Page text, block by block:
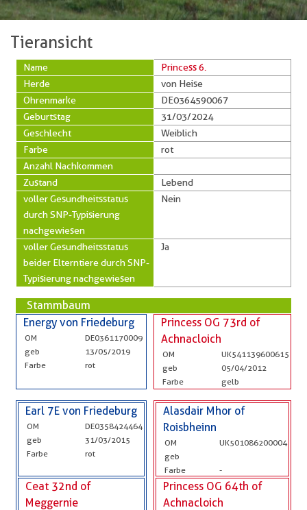
Tieransicht
Name
Princess 6.
Herde
von Heise
Ohrenmarke
DE0364590067
Geburtstag
31/03/2024
Geschlecht
Weiblich
Farbe
rot
Anzahl Nachkommen
Zustand
Lebend
voller Gesundheitsstatus
durch SNP-Typisierung
nachgewiesen
Nein
voller Gesundheitsstatus
beider Elterntiere durch SNP-
Typisierung nachgewiesen
Ja
Stammbaum
Energy von Friedeburg
OM
DE0361170009
geb
13/05/2019
Farbe
rot
Princess OG 73rd of
Achnacloich
OM
UK541139600615
geb
05/04/2012
Farbe
gelb
Earl 7E von Friedeburg
OM
DE0358424464
geb
31/03/2015
Farbe
rot
Ceat 32nd of
Meggernie
Alasdair Mhor of
Roisbheinn
OM
UK501086200004
geb
Farbe
-
Princess OG 64th of
Achnacloich